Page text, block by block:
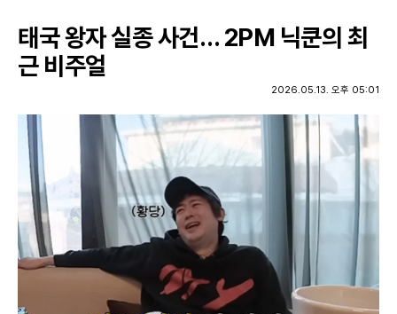
태국 왕자 실종 사건… 2PM 닉쿤의 최
근 비주얼
2026.05.13. 오후 05:01